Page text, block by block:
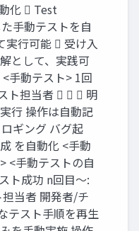
化  Test
手動テストを自
実行可能  受け入
として、実践可
手動テスト> 1回
ト担当者    明
行 操作は自動記
ギング バグ起
を自動化 <手動
<手動テストの自
ト成功 n回目～:
当者 開発者/チ
テスト手順を再生